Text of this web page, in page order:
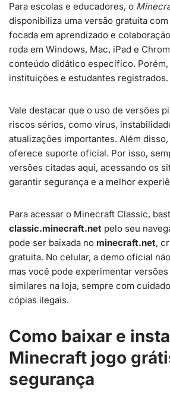
Para escolas e educadores, o
disponibiliza uma versão gratuita
focada em aprendizado e
roda em Windows, Mac, iPad e
conteúdo didático específico.
instituições e estudantes registrados.
Vale destacar que o uso de versões
riscos sérios, como vírus,
atualizações importantes. Além
oferece suporte oficial. Por isso,
versões citadas aqui, acessando os
garantir segurança e a melhor
Para acessar o Minecraft Classic,
classic.minecraft.net pelo seu
pode ser baixada no minecraft.net,
gratuita. No celular, a demo oficial
mas você pode experimentar
similares na loja, sempre com
cópias ilegais.
Como baixar e
Minecraft jogo
segurança